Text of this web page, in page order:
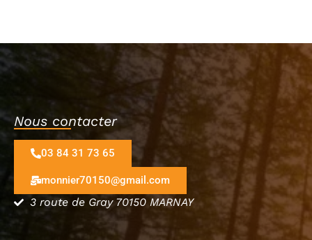
Nous contacter
03 84 31 73 65
monnier70150@gmail.com
3 route de Gray 70150 MARNAY